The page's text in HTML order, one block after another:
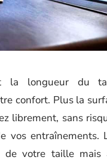
la longueur du
confort. Plus la
librement, sans
vos entraînements.
de votre taille mais